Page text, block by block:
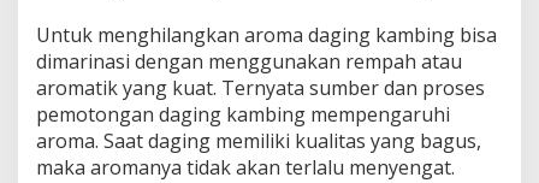
Untuk menghilangkan aroma daging kambing bisa
dimarinasi dengan menggunakan rempah atau
aromatik yang kuat. Ternyata sumber dan proses
pemotongan daging kambing mempengaruhi
aroma. Saat daging memiliki kualitas yang bagus,
maka aromanya tidak akan terlalu menyengat.